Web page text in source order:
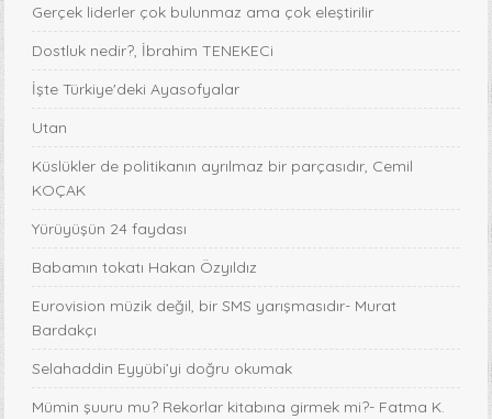
Gerçek liderler çok bulunmaz ama çok eleştirilir
Dostluk nedir?, İbrahim TENEKECi
İşte Türkiye'deki Ayasofyalar
Utan
Küslükler de politikanın ayrılmaz bir parçasıdır, Cemil
KOÇAK
Yürüyüşün 24 faydası
Babamın tokatı Hakan Özyıldız
Eurovision müzik değil, bir SMS yarışmasıdır- Murat
Bardakçı
Selahaddin Eyyübi’yi doğru okumak
Mümin şuuru mu? Rekorlar kitabına girmek mi?- Fatma K.